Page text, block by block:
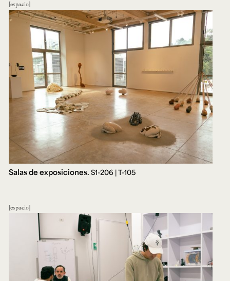
espacio
Salas de exposiciones. S1-206 | T-105
espacio